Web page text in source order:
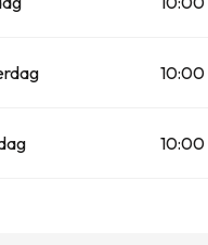
10:00
10:00